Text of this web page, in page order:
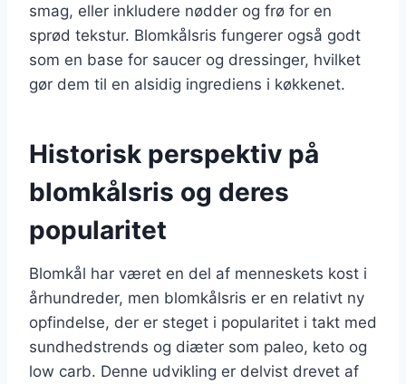
smag, eller inkludere nødder og frø for en
sprød tekstur. Blomkålsris fungerer også godt
som en base for saucer og dressinger, hvilket
gør dem til en alsidig ingrediens i køkkenet.
Historisk perspektiv på
blomkålsris og deres
popularitet
Blomkål har været en del af menneskets kost i
århundreder, men blomkålsris er en relativt ny
opfindelse, der er steget i popularitet i takt med
sundhedstrends og diæter som paleo, keto og
low carb. Denne udvikling er delvist drevet af